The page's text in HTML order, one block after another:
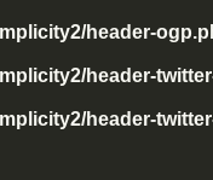
header-
header-
header-